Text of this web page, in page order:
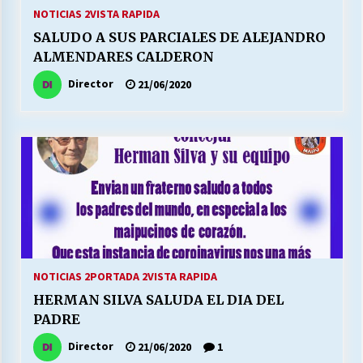
MUNICIPALIDAD, TRABAJADORES, CLIMA
LABORAL:
13/07/2026
25/06/2026
¿Qué habrían dicho?
23/06/2026
16/06/2026
MUNICIPALIDADES, HONORARIOS, DESPIDOS
28/05/2026
NOTICIAS 2VISTA RAPIDA
SALUDO A SUS PARCIALES DE ALEJANDRO
ALMENDARES CALDERON
Director 21/06/2020
NOTICIAS 2PORTADA 2VISTA RAPIDA
HERMAN SILVA SALUDA EL DIA DEL
PADRE
Director 21/06/2020 1